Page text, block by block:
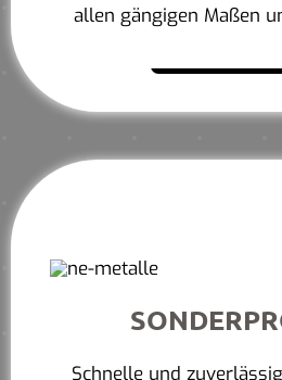
allen gängigen Maßen
Schnelle und